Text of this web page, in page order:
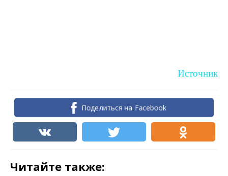
Источник
Поделиться на Facebook
Читайте также: